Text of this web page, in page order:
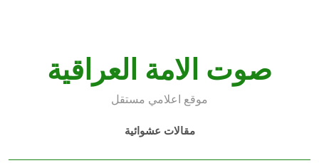
صوت الامة العراقية
موقع اعلامي مستقل
مقالات عشوائية